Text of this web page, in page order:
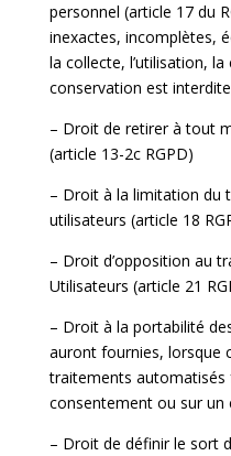
personnel (article 17 du
inexactes, incomplètes,
la collecte, l’utilisation,
conservation est
– Droit de retirer à tout
(article 13-2c RGPD)
– Droit à la limitation du
utilisateurs (article 18
– Droit d’opposition au
Utilisateurs (article 21
– Droit à la portabilité
auront fournies, lorsque
traitements automatisés
consentement ou sur un
– Droit de définir le sort